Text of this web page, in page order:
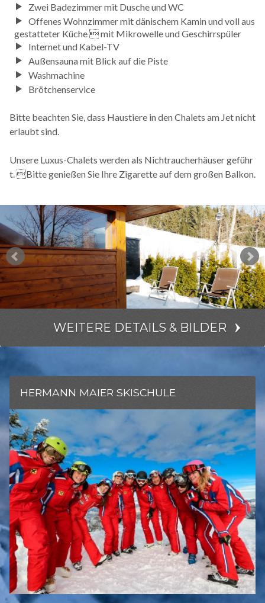
Zwei Badezimmer mit Dusche und WC
Offenes Wohnzimmer mit dänischem Kamin und voll aus
gestatteter Küche  mit Mikrowelle und Geschirrspüler
Internet und Kabel-TV
Außensauna mit Blick auf die Piste
Washmachine
Brötchenservice
Bitte beachten Sie, dass Haustiere in den Chalets am Jet nicht
erlaubt sind.
Unsere Luxus-Chalets werden als Nichtraucherhäuser geführ
t. Bitte genießen Sie Ihre Zigarette auf dem großen Balkon.
WEITERE DETAILS & BILDER
HERMANN MAIER SKISCHULE